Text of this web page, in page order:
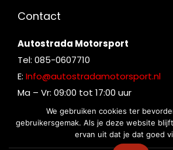
Contact
Autostrada Motorsport
Tel: 085-0607710
E: Info@autostradamotorsport.nl
Ma – Vr: 09:00 tot 17:00 uur
We gebruiken cookies ter
gebruikersgemak. Als je deze website
ervan uit dat je dat goed